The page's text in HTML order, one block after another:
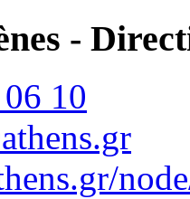
-
10